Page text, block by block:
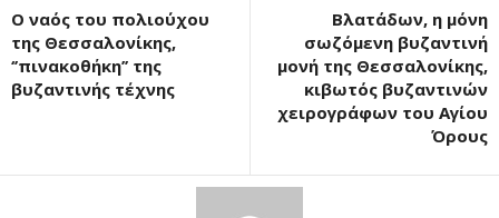
Ο ναός του πολιούχου
της Θεσσαλονίκης,
‘’πινακοθήκη’’ της
βυζαντινής τέχνης
Βλατάδων, η μόνη
σωζόμενη βυζαντινή
μονή της Θεσσαλονίκης,
κιβωτός βυζαντινών
χειρογράφων του Αγίου
Όρους